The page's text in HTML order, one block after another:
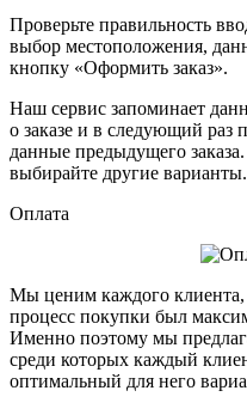
Проверьте правильность
выбор местоположения,
кнопку «Оформить заказ».
Наш сервис запоминает
о заказе и в следующий раз
данные предыдущего
выбирайте другие варианты.
Оплата
Мы ценим каждого клиента,
процесс покупки был
Именно поэтому мы
среди которых каждый
оптимальный для него